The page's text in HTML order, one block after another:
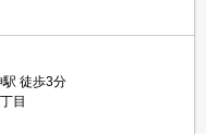
徒歩3分
目